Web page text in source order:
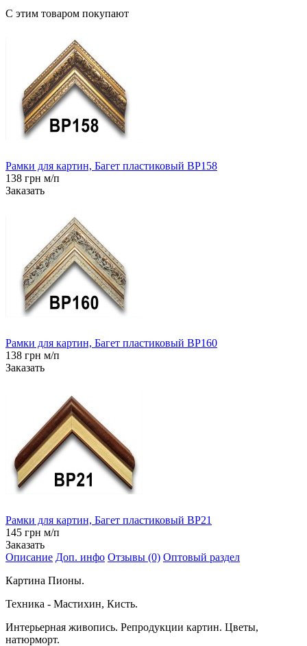
С этим товаром покупают
Рамки для картин, Багет пластиковый BP158
138 грн м/п
Заказать
Рамки для картин, Багет пластиковый BP160
138 грн м/п
Заказать
Рамки для картин, Багет пластиковый BP21
145 грн м/п
Заказать
Описание Доп. инфо Отзывы (0) Оптовый раздел
Картина Пионы.
Техника - Мастихин, Кисть.
Интерьерная живопись. Репродукции картин. Цветы,
натюрморт.